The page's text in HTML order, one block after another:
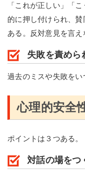
「これが正しい」「
的に押し付けられ、
ある。反対意見を言え
失敗を責めら
過去のミスや失敗をい
心理的安全
ポイントは３つある。
対話の場をつ